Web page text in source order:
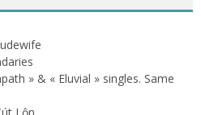
» & « Eluvial » singles. Same